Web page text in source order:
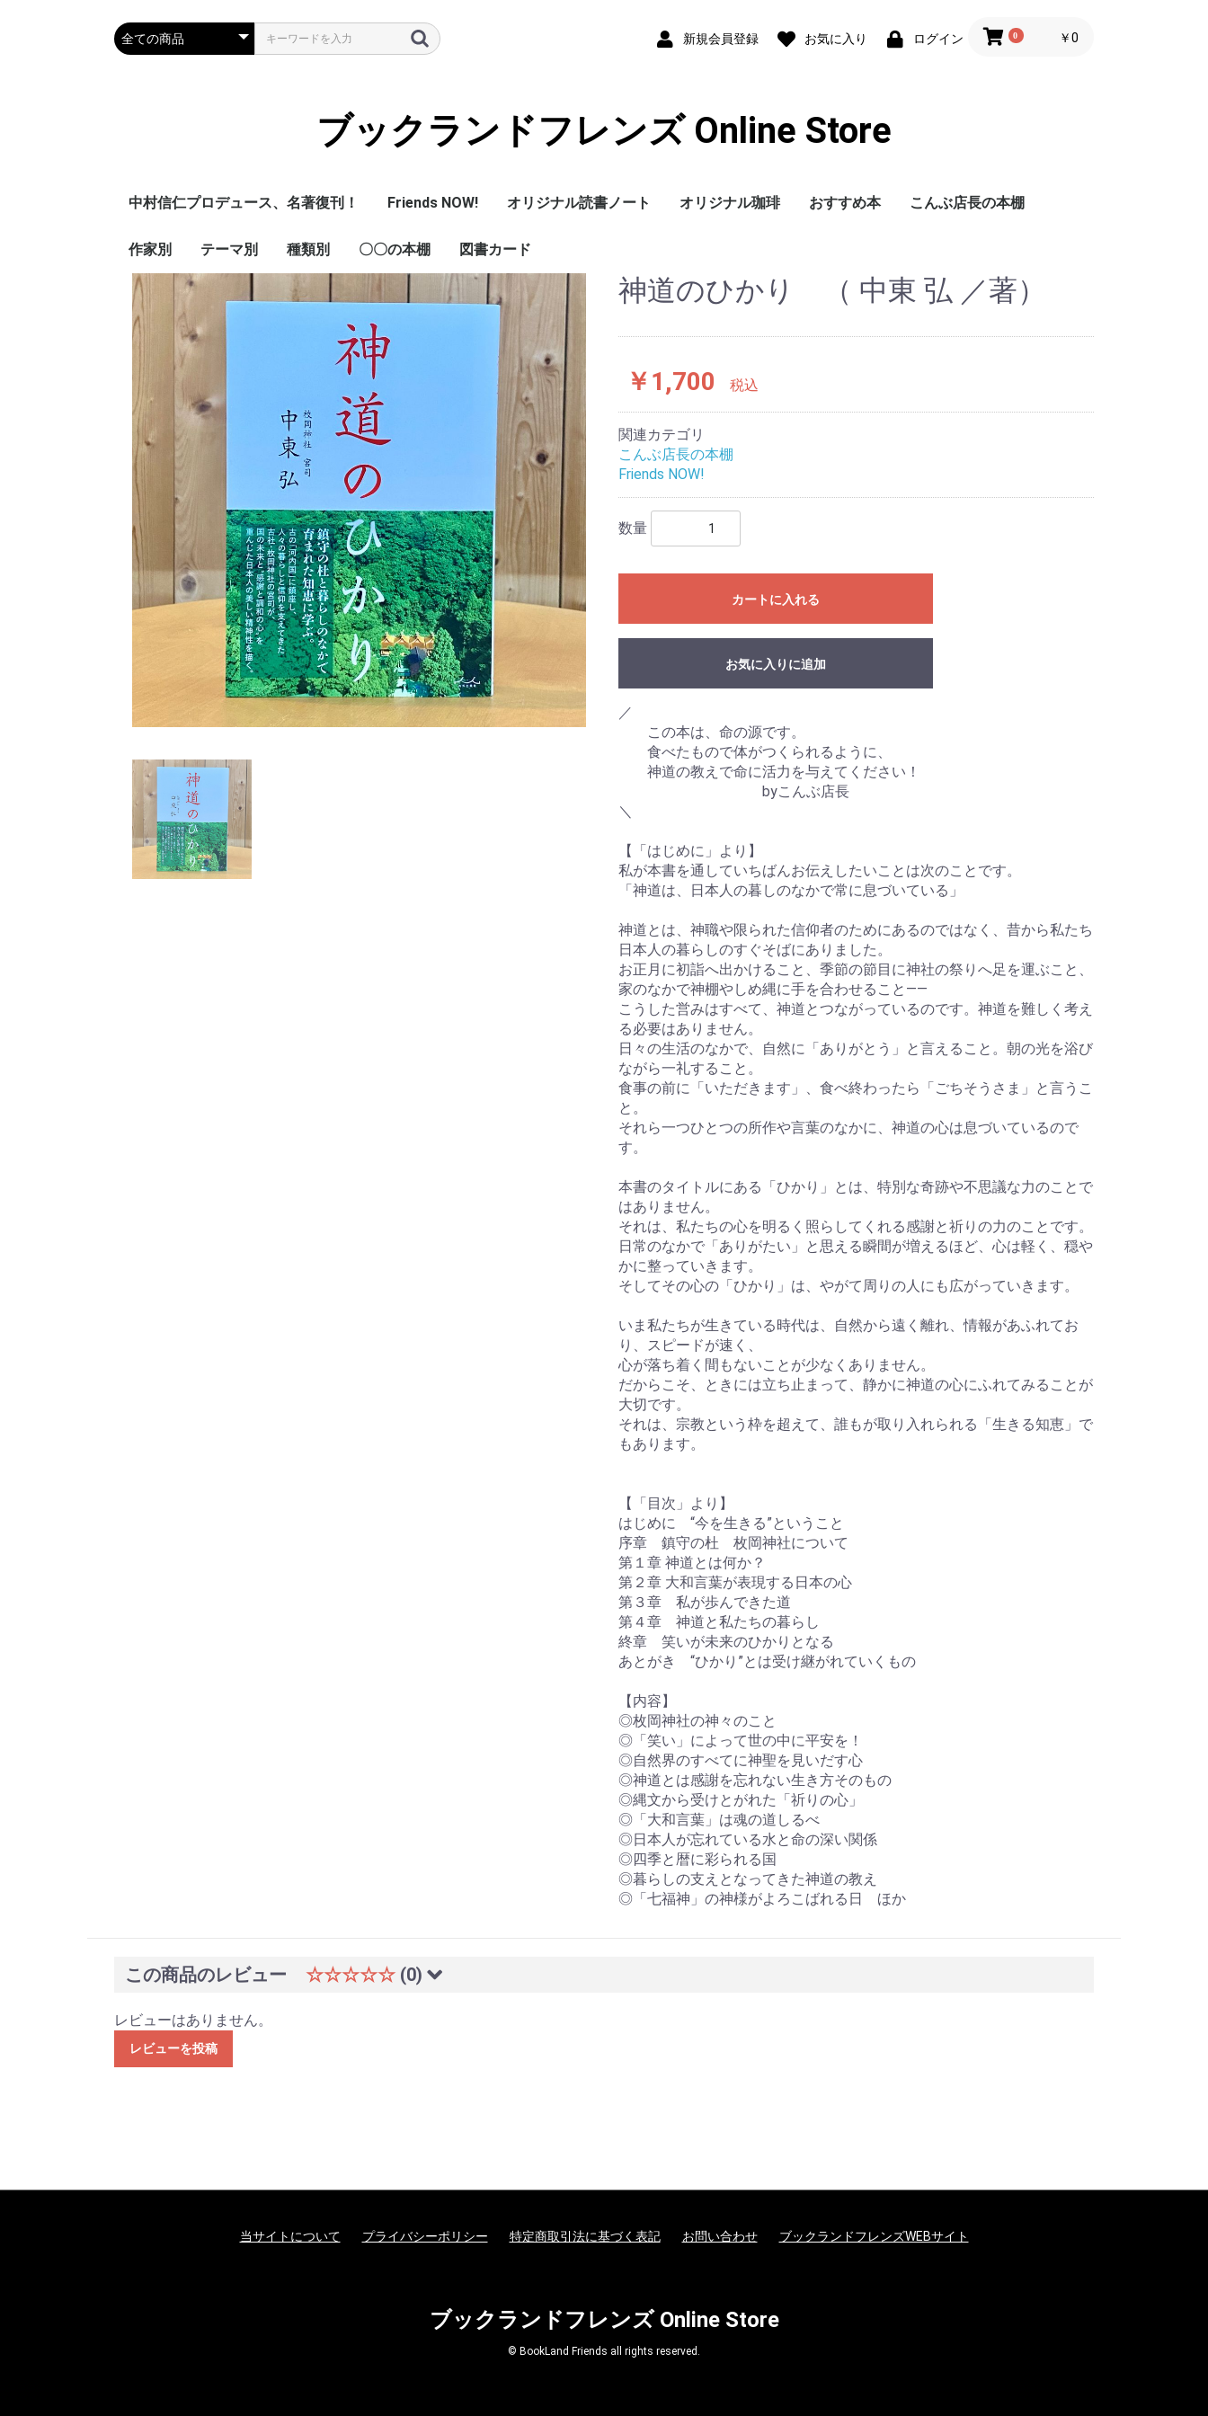
新規会員登録 お気に入り ログイン 0 ￥0
ブックランドフレンズ Online Store
中村信仁プロデュース、名著復刊！ Friends NOW! オリジナル読書ノート オリジナル珈琲 おすすめ本 こんぶ店長の本棚
作家別
喜多川泰
青山美智子
増山 実
皆川 明
テーマ別
歴史
易経
種類別
絵本
児童書
〇〇の本棚 図書カード
神道のひかり （ 中東 弘 ／著）
￥1,700 税込
関連カテゴリ
こんぶ店長の本棚
Friends NOW!
数量
カートに入れる
お気に入りに追加
／
この本は、命の源です。
食べたもので体がつくられるように、
神道の教えで命に活力を与えてください！
byこんぶ店長
＼
【「はじめに」より】
私が本書を通していちばんお伝えしたいことは次のことです。
「神道は、日本人の暮しのなかで常に息づいている」
神道とは、神職や限られた信仰者のためにあるのではなく、昔から私たち
日本人の暮らしのすぐそばにありました。
お正月に初詣へ出かけること、季節の節目に神社の祭りへ足を運ぶこと、
家のなかで神棚やしめ縄に手を合わせること――
こうした営みはすべて、神道とつながっているのです。神道を難しく考え
る必要はありません。
日々の生活のなかで、自然に「ありがとう」と言えること。朝の光を浴び
ながら一礼すること。
食事の前に「いただきます」、食べ終わったら「ごちそうさま」と言うこ
と。
それら一つひとつの所作や言葉のなかに、神道の心は息づいているので
す。
本書のタイトルにある「ひかり」とは、特別な奇跡や不思議な力のことで
はありません。
それは、私たちの心を明るく照らしてくれる感謝と祈りの力のことです。
日常のなかで「ありがたい」と思える瞬間が増えるほど、心は軽く、穏や
かに整っていきます。
そしてその心の「ひかり」は、やがて周りの人にも広がっていきます。
いま私たちが生きている時代は、自然から遠く離れ、情報があふれてお
り、スピードが速く、
心が落ち着く間もないことが少なくありません。
だからこそ、ときには立ち止まって、静かに神道の心にふれてみることが
大切です。
それは、宗教という枠を超えて、誰もが取り入れられる「生きる知恵」で
もあります。
【「目次」より】
はじめに “今を生きる”ということ
序章 鎮守の杜 枚岡神社について
第１章 神道とは何か？
第２章 大和言葉が表現する日本の心
第３章 私が歩んできた道
第４章 神道と私たちの暮らし
終章 笑いが未来のひかりとなる
あとがき “ひかり”とは受け継がれていくもの
【内容】
◎枚岡神社の神々のこと
◎「笑い」によって世の中に平安を！
◎自然界のすべてに神聖を見いだす心
◎神道とは感謝を忘れない生き方そのもの
◎縄文から受けとがれた「祈りの心」
◎「大和言葉」は魂の道しるべ
◎日本人が忘れている水と命の深い関係
◎四季と暦に彩られる国
◎暮らしの支えとなってきた神道の教え
◎「七福神」の神様がよろこばれる日 ほか
この商品のレビュー ☆☆☆☆☆ (0)
レビューはありません。
レビューを投稿
当サイトについて プライバシーポリシー 特定商取引法に基づく表記 お問い合わせ ブックランドフレンズWEBサイト
ブックランドフレンズ Online Store
© BookLand Friends all rights reserved.